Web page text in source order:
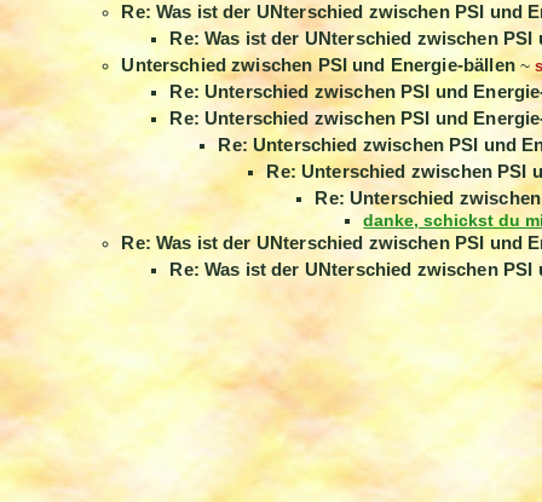
Re: Was ist der UNterschied zwischen PSI und
Re: Was ist der UNterschied zwischen
Unterschied zwischen PSI und Energie-bällen~
Re: Unterschied zwischen PSI und
Re: Unterschied zwischen PSI und
Re: Unterschied zwischen PSI und
Re: Unterschied zwischen PSI
Re: Unterschied
danke, schickst du
Re: Was ist der UNterschied zwischen PSI und
Re: Was ist der UNterschied zwischen